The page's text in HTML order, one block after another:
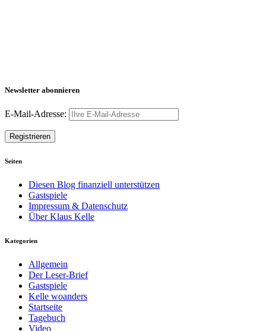
Newsletter abonnieren
E-Mail-Adresse:
Seiten
Diesen Blog finanziell unterstützen
Gastspiele
Impressum & Datenschutz
Über Klaus Kelle
Kategorien
Allgemein
Der Leser-Brief
Gastspiele
Kelle woanders
Startseite
Tagebuch
Video